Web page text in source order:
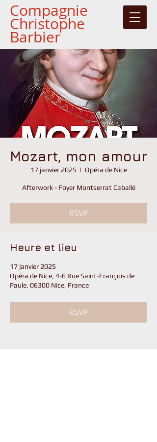
Compagnie
Christophe
Barbier
Mozart, mon amour
17 janvier 2025
  |
Opéra de Nice
Afterwork - Foyer Montserrat Caballé
RSVP
Heure et lieu
17 janvier 2025
Opéra de Nice, 4-6 Rue Saint-François de
Paule, 06300 Nice, France
RSVP